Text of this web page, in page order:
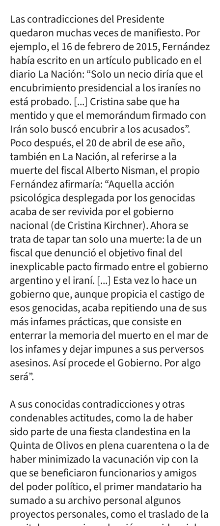
Las contradicciones del Presidente
quedaron muchas veces de manifiesto. Por
ejemplo, el 16 de febrero de 2015, Fernández
había escrito en un artículo publicado en el
diario La Nación: “Solo un necio diría que el
encubrimiento presidencial a los iraníes no
está probado. [...] Cristina sabe que ha
mentido y que el memorándum firmado con
Irán solo buscó encubrir a los acusados”.
Poco después, el 20 de abril de ese año,
también en La Nación, al referirse a la
muerte del fiscal Alberto Nisman, el propio
Fernández afirmaría: “Aquella acción
psicológica desplegada por los genocidas
acaba de ser revivida por el gobierno
nacional (de Cristina Kirchner). Ahora se
trata de tapar tan solo una muerte: la de un
fiscal que denunció el objetivo final del
inexplicable pacto firmado entre el gobierno
argentino y el iraní. [...] Esta vez lo hace un
gobierno que, aunque propicia el castigo de
esos genocidas, acaba repitiendo una de sus
más infames prácticas, que consiste en
enterrar la memoria del muerto en el mar de
los infames y dejar impunes a sus perversos
asesinos. Así procede el Gobierno. Por algo
será”.
A sus conocidas contradicciones y otras
condenables actitudes, como la de haber
sido parte de una fiesta clandestina en la
Quinta de Olivos en plena cuarentena o la de
haber minimizado la vacunación vip con la
que se beneficiaron funcionarios y amigos
del poder político, el primer mandatario ha
sumado a su archivo personal algunos
proyectos personales, como el traslado de la